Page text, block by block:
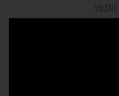
VOZÃO